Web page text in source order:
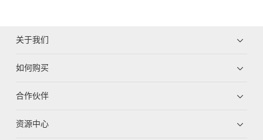
关于我们
如何购买
合作伙伴
资源中心